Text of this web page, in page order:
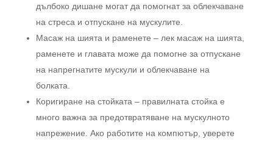
дълбоко дишане могат да помогнат за облекчаване
на стреса и отпускане на мускулите.
Масаж на шията и раменете – лек масаж на шията,
раменете и главата може да помогне за отпускане
на напрегнатите мускули и облекчаване на
болката.
Коригиране на стойката – правилната стойка е
много важна за предотвратяване на мускулното
напрежение. Ако работите на компютър, уверете